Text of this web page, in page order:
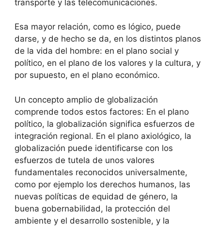
transporte y las telecomunicaciones.
Esa mayor relación, como es lógico, puede
darse, y de hecho se da, en los distintos planos
de la vida del hombre: en el plano social y
político, en el plano de los valores y la cultura, y
por supuesto, en el plano económico.
Un concepto amplio de globalización
comprende todos estos factores: En el plano
político, la globalización significa esfuerzos de
integración regional. En el plano axiológico, la
globalización puede identificarse con los
esfuerzos de tutela de unos valores
fundamentales reconocidos universalmente,
como por ejemplo los derechos humanos, las
nuevas políticas de equidad de género, la
buena gobernabilidad, la protección del
ambiente y el desarrollo sostenible, y la